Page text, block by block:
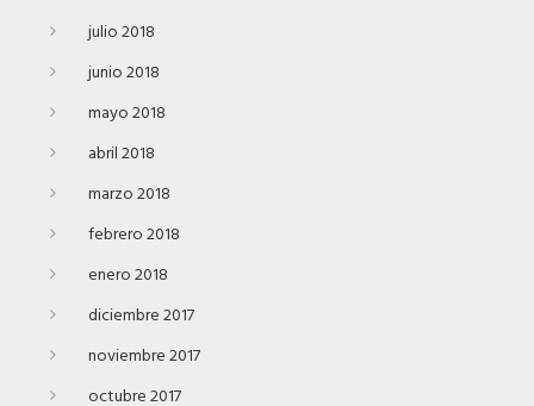
julio 2018
junio 2018
mayo 2018
abril 2018
marzo 2018
febrero 2018
enero 2018
diciembre 2017
noviembre 2017
octubre 2017